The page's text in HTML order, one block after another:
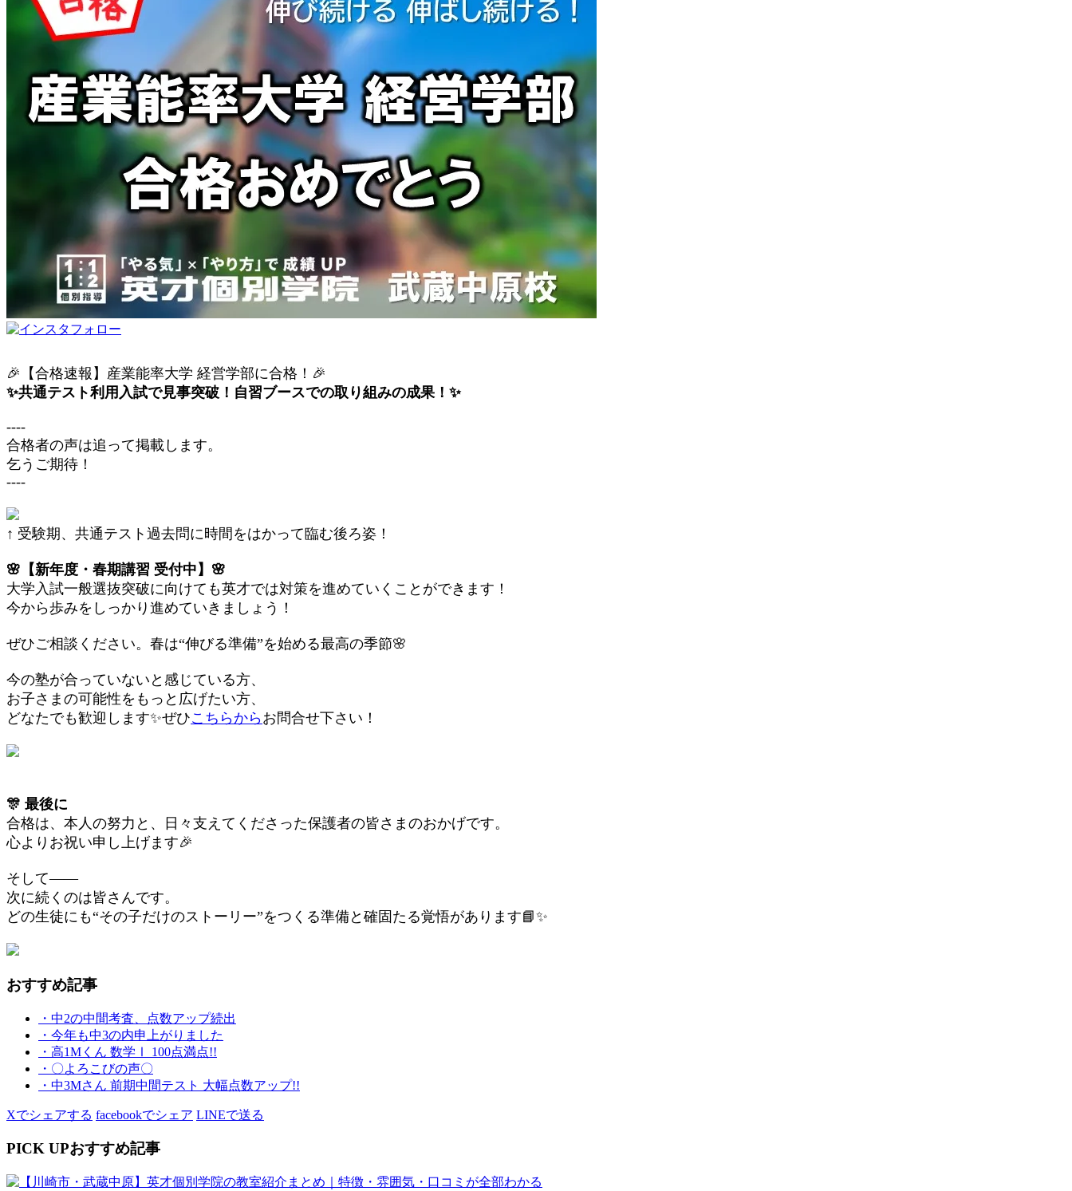
🎉【合格速報】産業能率大学 経営学部に合格！🎉
✨共通テスト利用入試で見事突破！自習ブースでの取り組みの成果！✨
----
合格者の声は追って掲載します。
乞うご期待！
----
↑ 受験期、共通テスト過去問に時間をはかって臨む後ろ姿！
🌸【新年度・春期講習 受付中】🌸
大学入試一般選抜突破に向けても英才では対策を進めていくことができます！
今から歩みをしっかり進めていきましょう！
ぜひご相談ください。 春は“伸びる準備”を始める最高の季節🌸
今の塾が合っていないと感じている方、
お子さまの可能性をもっと広げたい方、
どなたでも歓迎します✨ぜひこちらからお問合せ下さい！
🎊 最後に
合格は、本人の努力と、
日々支えてくださった保護者の皆さまのおかげです。
心よりお祝い申し上げます🎉
そして――
次に続くのは皆さんです。
どの生徒にも“その子だけのストーリー”をつくる準備と確固たる覚悟があります📘✨
おすすめ記事
・中2の中間考査、点数アップ続出
・今年も中3の内申上がりました
・高1Mくん 数学Ⅰ 100点満点!!
・〇よろこびの声〇
・中3Mさん 前期中間テスト 大幅点数アップ!!
Xでシェアする facebookでシェア LINEで送る
PICK UPおすすめ記事